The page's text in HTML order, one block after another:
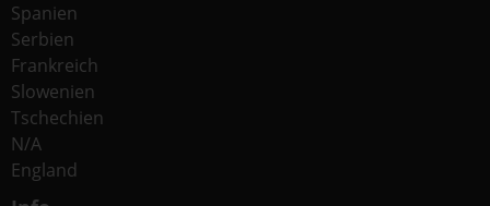
Spanien
Serbien
Frankreich
Slowenien
Tschechien
N/A
England